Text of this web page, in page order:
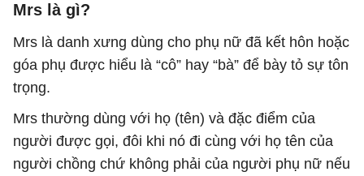
Mrs là gì?
Mrs là danh xưng dùng cho phụ nữ đã kết hôn hoặc
góa phụ được hiểu là “cô” hay “bà” để bày tỏ sự tôn
trọng.
Mrs thường dùng với họ (tên) và đặc điểm của
người được gọi, đôi khi nó đi cùng với họ tên của
người chồng chứ không phải của người phụ nữ nếu